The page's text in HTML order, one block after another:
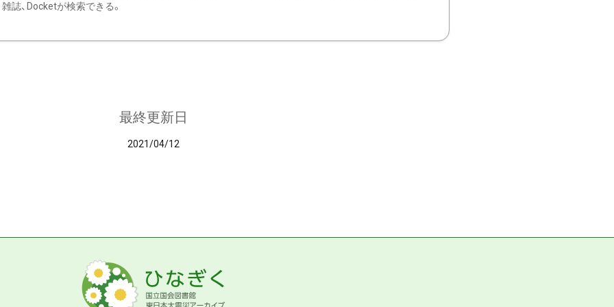
雑誌、Docketが検索できる。
最終更新日
2021/04/12